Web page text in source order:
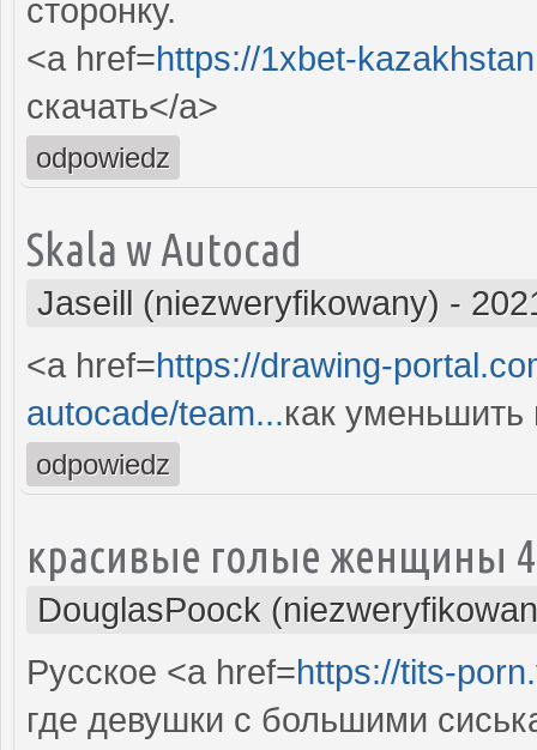
сторонку.
<a href=https://1xbet-
скачать</a>
odpowiedz
Skala w Autocad
Jaseill (niezweryfikowany) -
<a href=https://drawing-
autocade/team...как
odpowiedz
красивые голые женщины
DouglasPoock
Русское <a href=https://tits-
где девушки с большими